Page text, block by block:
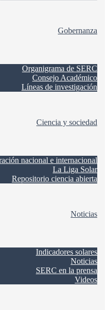
Gobernanza
Organigrama de SERC
Consejo Académico
Líneas de investigación
Ciencia y sociedad
nacional e internacional
La Liga Solar
Repositorio ciencia abierta
Noticias
Indicadores solares
Noticias
SERC en la prensa
Videos